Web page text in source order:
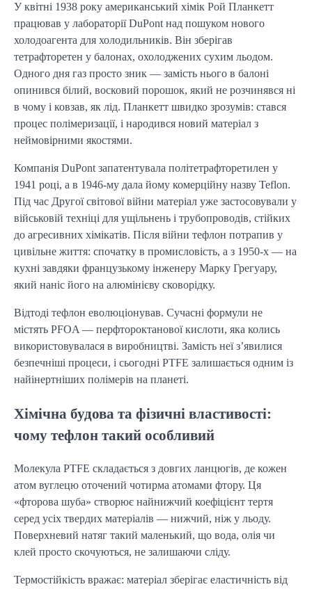
У квітні 1938 року американський хімік Рой Планкетт
працював у лабораторії DuPont над пошуком нового
холодоагента для холодильників. Він зберігав
тетрафторетен у балонах, охолоджених сухим льодом.
Одного дня газ просто зник — замість нього в балоні
опинився білий, восковий порошок, який не розчинявся ні
в чому і ковзав, як лід. Планкетт швидко зрозумів: стався
процес полімеризації, і народився новий матеріал з
неймовірними якостями.
Компанія DuPont запатентувала політетрафторетилен у
1941 році, а в 1946-му дала йому комерційну назву Teflon.
Під час Другої світової війни матеріал уже застосовували у
військовій техніці для ущільнень і трубопроводів, стійких
до агресивних хімікатів. Після війни тефлон потрапив у
цивільне життя: спочатку в промисловість, а з 1950-х — на
кухні завдяки французькому інженеру Марку Грегуару,
який наніс його на алюмінієву сковорідку.
Відтоді тефлон еволюціонував. Сучасні формули не
містять PFOA — перфтороктанової кислоти, яка колись
використовувалася в виробництві. Замість неї з’явилися
безпечніші процеси, і сьогодні PTFE залишається одним із
найінертніших полімерів на планеті.
Хімічна будова та фізичні властивості:
чому тефлон такий особливий
Молекула PTFE складається з довгих ланцюгів, де кожен
атом вуглецю оточений чотирма атомами фтору. Ця
«фторова шуба» створює найнижчий коефіцієнт тертя
серед усіх твердих матеріалів — нижчий, ніж у льоду.
Поверхневий натяг такий маленький, що вода, олія чи
клей просто скочуються, не залишаючи сліду.
Термостійкість вражає: матеріал зберігає еластичність від